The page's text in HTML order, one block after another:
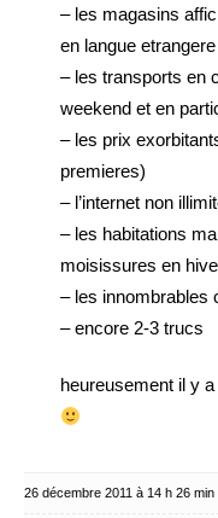
– les magasins
en langue
– les transports en
weekend et en
– les prix
premieres)
– l’internet non
– les habitations
moisissures en
– les innombrables
– encore 2-3 trucs
heureusement il y a
26 décembre 2011 à 14 h 26 min